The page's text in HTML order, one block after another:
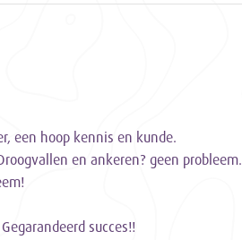
een hoop kennis en kunde.
en ankeren? geen probleem.
succes!!